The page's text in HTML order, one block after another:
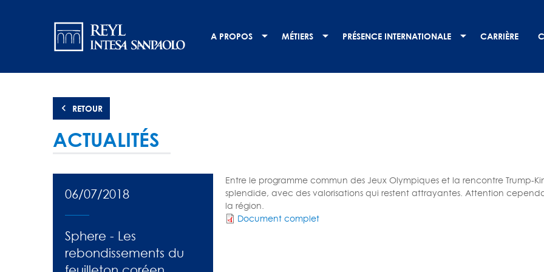
principale
A PROPOS MÉTIERS PRÉSENCE INTERNATIONALE CARRIÈRE
RETOUR
ACTUALITÉS
06/07/2018
Sphere - Les
rebondissements du
Entre le programme commun des Jeux Olympiques et la rencontre Trump-
splendide, avec des valorisations qui restent attrayantes. Attention
la région.
Document complet